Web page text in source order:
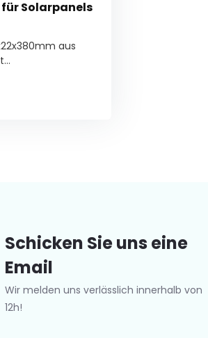
Solarpanels
aus
Schicken Sie uns eine
Email
Wir melden uns verlässlich innerhalb von
12h!